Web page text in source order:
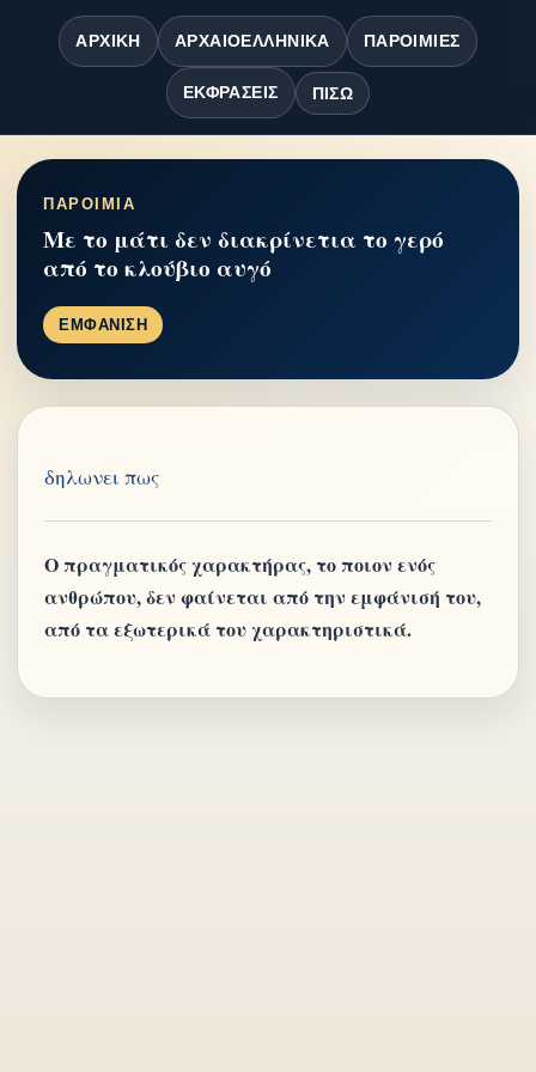
ΑΡΧΙΚΉ ΑΡΧΑΙΟΕΛΛΗΝΙΚΆ ΠΑΡΟΙΜΊΕΣ
ΕΚΦΡΆΣΕΙΣ ΠΊΣΩ
ΠΑΡΟΙΜΙΑ
Με το μάτι δεν διακρίνετια το γερό
από το κλούβιο αυγό
ΕΜΦΑΝΙΣΗ
δηλωνει πως
Ο πραγματικός χαρακτήρας, το ποιον ενός
ανθρώπου, δεν φαίνεται από την εμφάνισή του,
από τα εξωτερικά του χαρακτηριστικά.